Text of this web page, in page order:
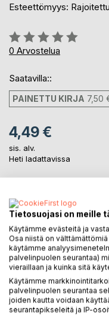
Esteettömyys:
Arvostelu::
0%
0 Arvostelua
Saatavilla::
PAINETTU KIRJA 7,50
4,49 €
sis. alv.
Heti ladattavissa
Lisää muistilistalle
Arvostele tuote
Tietosuojasi on meille
Käytämme evästeitä ja
Osa niistä on
käytämme
palvelinpuolen seurantaa)
vieraillaan ja kuinka sitä
Käytämme
palvelinpuolen seurantaa
joiden kautta voidaan
seurantapikseleitä ja IP-